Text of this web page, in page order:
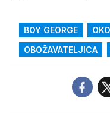
BOY GEORGE OKO
OBOŽAVATELJICA